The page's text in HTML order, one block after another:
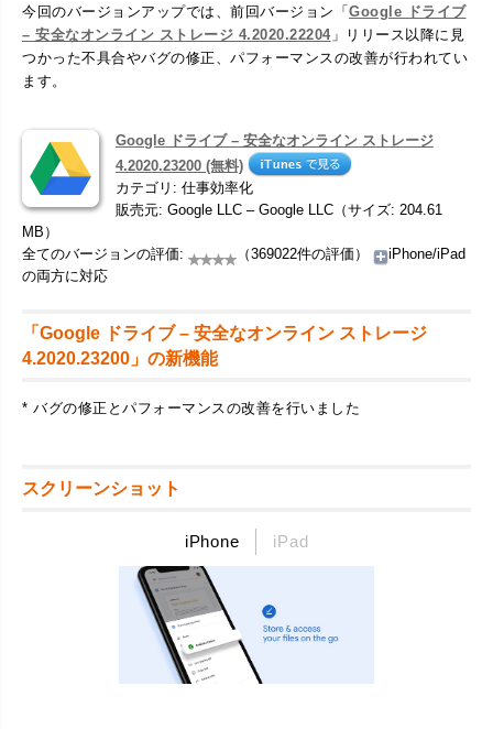
今回のバージョンアップでは、前回バージョン「Google ドライブ
– 安全なオンライン ストレージ 4.2020.22204」リリース以降に見
つかった不具合やバグの修正、パフォーマンスの改善が行われてい
ます。
Google ドライブ – 安全なオンライン ストレージ
4.2020.23200 (無料)
カテゴリ: 仕事効率化
販売元: Google LLC – Google LLC（サイズ: 204.61
MB）
全てのバージョンの評価:
（369022件の評価）
iPhone/iPad
の両方に対応
「Google ドライブ – 安全なオンライン ストレージ
4.2020.23200」の新機能
* バグの修正とパフォーマンスの改善を行いました
スクリーンショット
iPhone iPad